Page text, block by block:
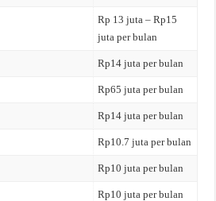
Rp 13 juta – Rp15
juta per bulan
Rp14 juta per bulan
Rp65 juta per bulan
Rp14 juta per bulan
Rp10.7 juta per bulan
Rp10 juta per bulan
Rp10 juta per bulan